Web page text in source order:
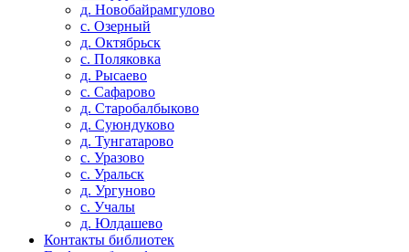
д. Новобайрамгулово
с. Озерный
д. Октябрьск
с. Поляковка
д. Рысаево
с. Сафарово
д. Старобалбыково
д. Суюндуково
д. Тунгатарово
с. Уразово
с. Уральск
д. Ургуново
с. Учалы
д. Юлдашево
Контакты библиотек